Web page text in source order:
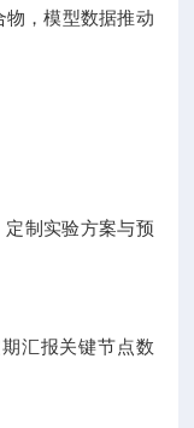
，模型数据推动
制实验方案与预
汇报关键节点数